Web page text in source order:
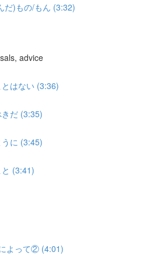
だ)もの/もん (3:32)
advice
はない (3:36)
だ (3:35)
に (3:45)
(3:41)
よって② (4:01)